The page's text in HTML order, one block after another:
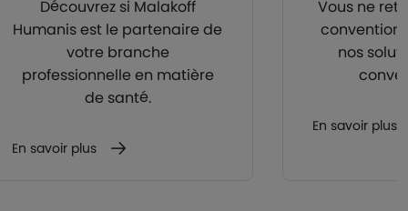
Découvrez si Malakoff
Humanis est le partenaire de
votre branche
professionnelle en matière
de santé.
En savoir plus
Vous ne
convention
nos
En savoir plus